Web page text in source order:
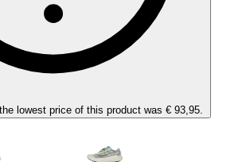
lowest price of this product was € 93,95.